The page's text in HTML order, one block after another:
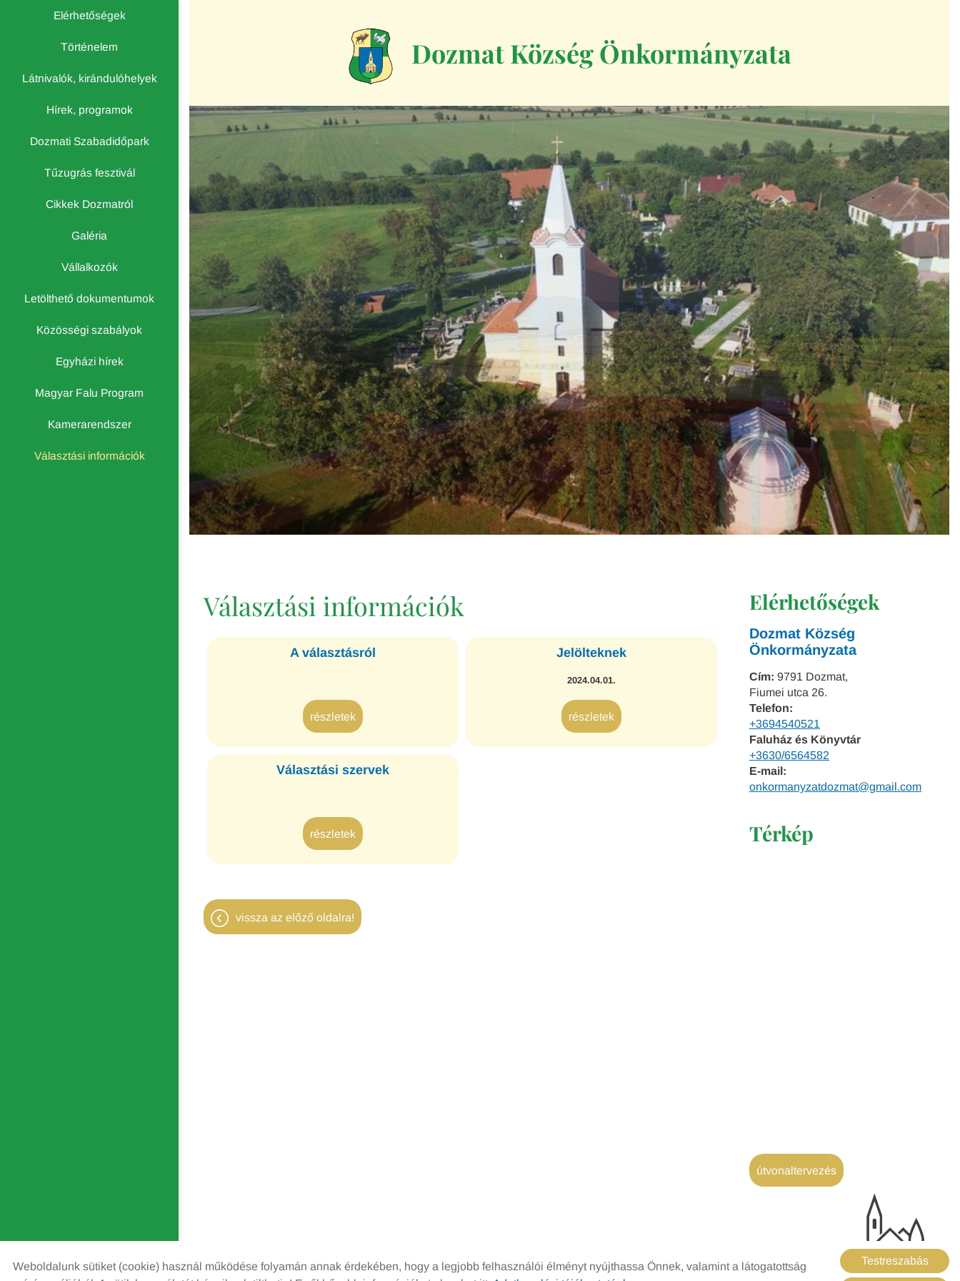
Elérhetőségek
Történelem
Látnivalók, kirándulóhelyek
Hírek, programok
Dozmati Szabadidőpark
Tűzugrás fesztivál
Cikkek Dozmatról
Galéria
Vállalkozók
Letölthető dokumentumok
Közösségi szabályok
Egyházi hírek
Magyar Falu Program
Kamerarendszer
Választási információk
Dozmat Község Önkormányzata
Elérhetőségek
Dozmat Község
Önkormányzata
Cím: 9791 Dozmat,
Fiumei utca 26.
Telefon:
+3694540521
Faluház és Könyvtár
+3630/6564582
E-mail:
onkormanyzatdozmat@gmail.com
Térkép
útvonaltervezés
Választási információk
A választásról
részletek
Jelölteknek
2024.04.01.
részletek
Választási szervek
részletek
vissza az előző oldalra!
Testreszabás
Weboldalunk sütiket (cookie) használ működése folyamán annak érdekében, hogy a legjobb felhasználói élményt nyújthassa Önnek, valamint a látogatottság